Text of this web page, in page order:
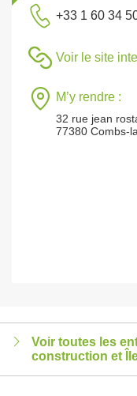
+33 1 60 34
Voir le site
M’y rendre :
32 rue jean
77380 Combs-
Voir toutes les
construction et